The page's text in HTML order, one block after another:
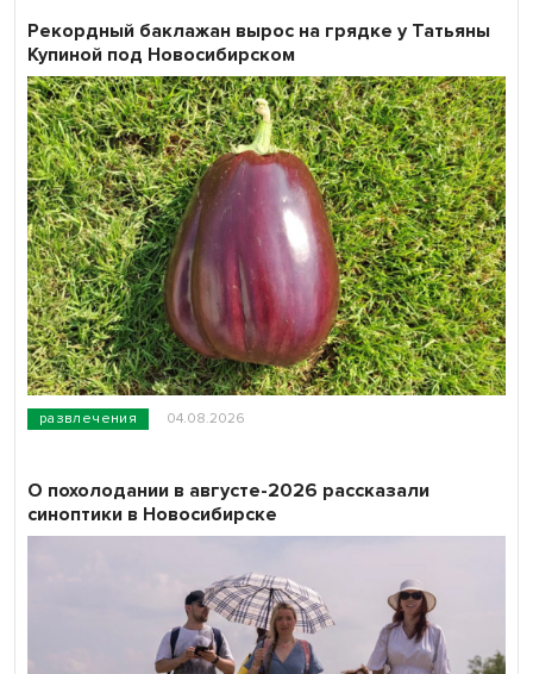
развлечения 04.08.2026
Рекордный баклажан вырос на грядке у Татьяны
Купиной под Новосибирском
О похолодании в августе-2026 рассказали
синоптики в Новосибирске